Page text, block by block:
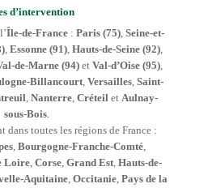
d’intervention
Île-de-France : Paris (75), Seine-et-
, Essonne (91), Hauts-de-Seine (92),
de-Marne (94)et Val-d’Oise (95),
Billancourt, Versailles, Saint-
, Nanterre, Créteilet Aulnay-
sous-Bois.
dans toutes les régions de France :
, Bourgogne-Franche-Comté,
Loire, Corse, Grand Est, Hauts-de-
Aquitaine, Occitanie, Pays de la